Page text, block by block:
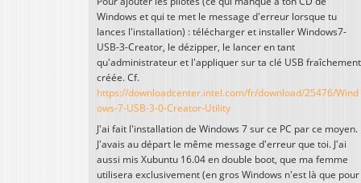
Windows et qui te met le message d'erreur lorsque tu
lances l'installation) : télécharger et installer Windows7-
USB-3-Creator, le dézipper, le lancer en tant
qu'administrateur et l'appliquer sur ta clé USB fraîchement
créée. Cf.
https://downloadcenter.intel.com/fr/download/25476/Wind
ows-7-USB-3-0-Creator-Utility
J'ai fait l'installation de Windows 7 sur ce PC par ce moyen.
J'avais au départ le même message d'erreur que toi. J'ai
aussi mis Xubuntu 16.04 en double boot, que ma femme
utilisera exclusivement (en gros Windows n'est là que pour